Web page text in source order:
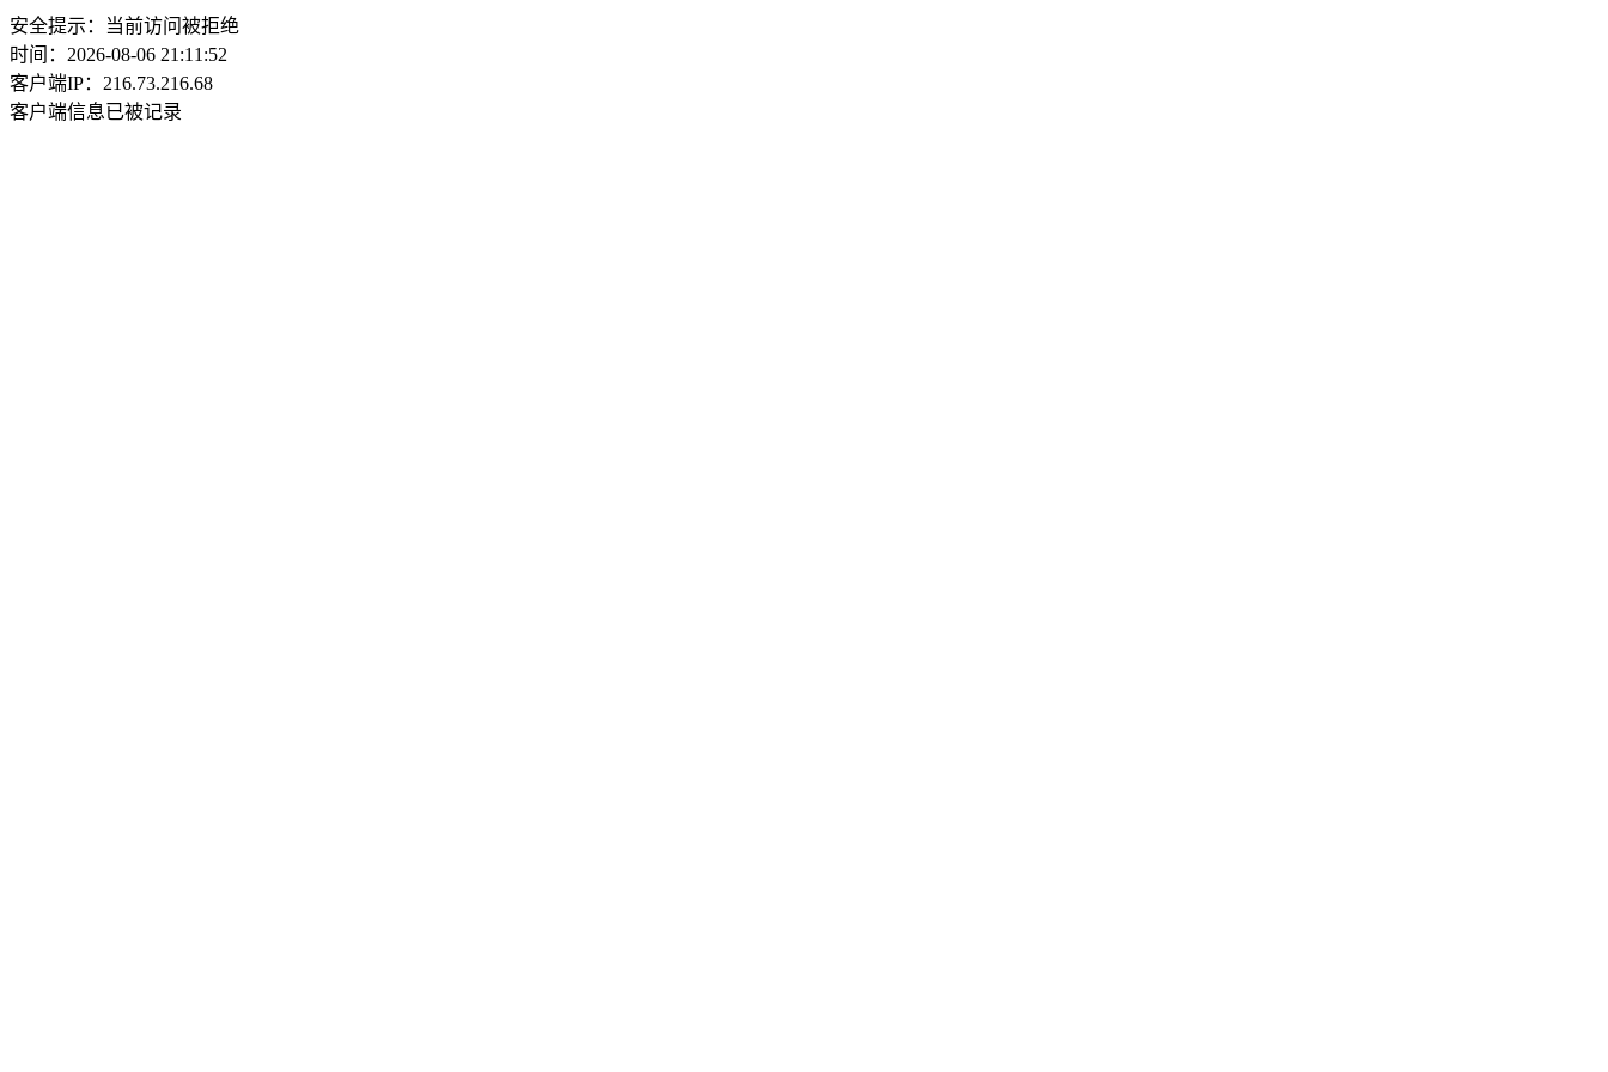
安全提示：当前访问被拒绝
时间：2026-08-06 21:11:52
客户端IP：216.73.216.68
客户端信息已被记录